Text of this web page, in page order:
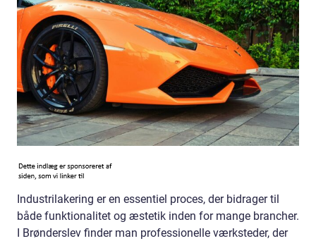
Industrilakering er en essentiel proces, der bidrager til
både funktionalitet og æstetik inden for mange brancher.
I Brønderslev finder man professionelle værksteder, der